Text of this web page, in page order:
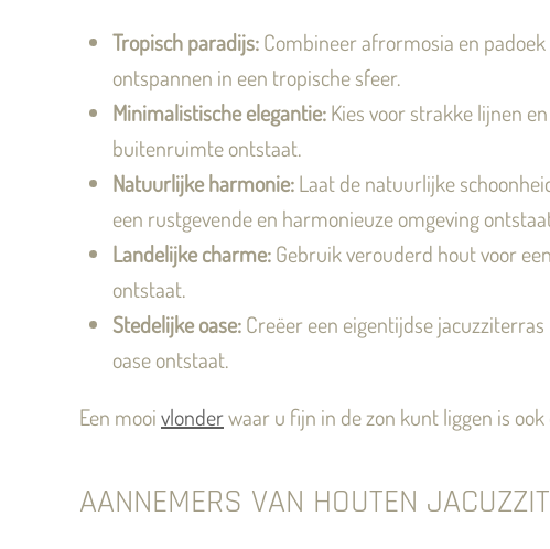
Tropisch paradijs:Combineer afrormosia en
ontspannen in een tropische sfeer.
Minimalistische elegantie:Kies voor strakke lijnen
buitenruimte ontstaat.
Natuurlijke harmonie:Laat de natuurlijke
een rustgevende en harmonieuze omgeving
Landelijke charme:Gebruik verouderd hout voor
ontstaat.
Stedelijke oase:Creëer een eigentijdse
oase ontstaat.
Een mooivlonderwaar u fijn in de zon kunt liggen is
AANNEMERS VAN HOUTEN